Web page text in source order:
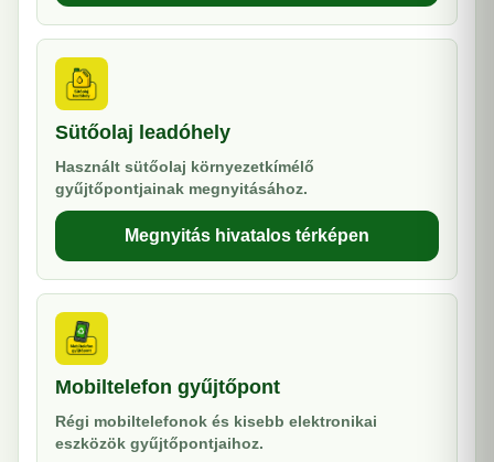
Sütőolaj leadóhely
Használt sütőolaj környezetkímélő
gyűjtőpontjainak megnyitásához.
Megnyitás hivatalos térképen
Mobiltelefon gyűjtőpont
Régi mobiltelefonok és kisebb elektronikai
eszközök gyűjtőpontjaihoz.